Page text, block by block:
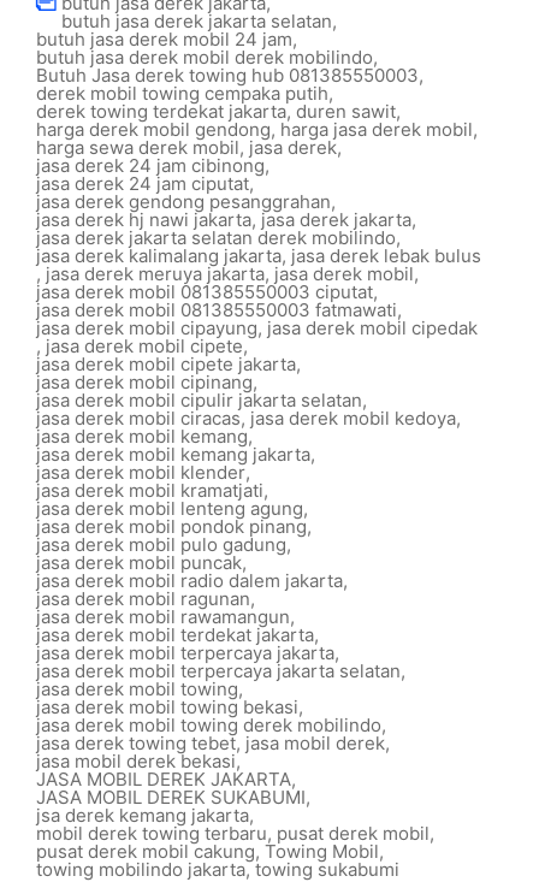
butuh jasa derek jakarta selatan,
butuh jasa derek mobil 24 jam,
butuh jasa derek mobil derek mobilindo,
Butuh Jasa derek towing hub 081385550003,
derek mobil towing cempaka putih,
derek towing terdekat jakarta, duren sawit,
harga derek mobil gendong, harga jasa derek mobil,
harga sewa derek mobil, jasa derek,
jasa derek 24 jam cibinong,
jasa derek 24 jam ciputat,
jasa derek gendong pesanggrahan,
jasa derek hj nawi jakarta, jasa derek jakarta,
jasa derek jakarta selatan derek mobilindo,
jasa derek kalimalang jakarta, jasa derek lebak bulus
, jasa derek meruya jakarta, jasa derek mobil,
jasa derek mobil 081385550003 ciputat,
jasa derek mobil 081385550003 fatmawati,
jasa derek mobil cipayung, jasa derek mobil cipedak
, jasa derek mobil cipete,
jasa derek mobil cipete jakarta,
jasa derek mobil cipinang,
jasa derek mobil cipulir jakarta selatan,
jasa derek mobil ciracas, jasa derek mobil kedoya,
jasa derek mobil kemang,
jasa derek mobil kemang jakarta,
jasa derek mobil klender,
jasa derek mobil kramatjati,
jasa derek mobil lenteng agung,
jasa derek mobil pondok pinang,
jasa derek mobil pulo gadung,
jasa derek mobil puncak,
jasa derek mobil radio dalem jakarta,
jasa derek mobil ragunan,
jasa derek mobil rawamangun,
jasa derek mobil terdekat jakarta,
jasa derek mobil terpercaya jakarta,
jasa derek mobil terpercaya jakarta selatan,
jasa derek mobil towing,
jasa derek mobil towing bekasi,
jasa derek mobil towing derek mobilindo,
jasa derek towing tebet, jasa mobil derek,
jasa mobil derek bekasi,
JASA MOBIL DEREK JAKARTA,
JASA MOBIL DEREK SUKABUMI,
jsa derek kemang jakarta,
mobil derek towing terbaru, pusat derek mobil,
pusat derek mobil cakung, Towing Mobil,
towing mobilindo jakarta,towing sukabumi